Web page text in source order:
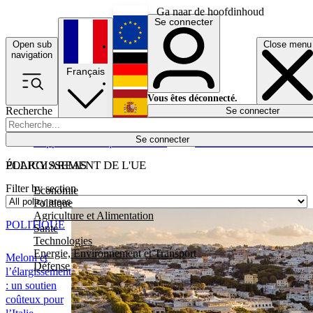
Ga naar de hoofdinhoud
Open sub
navigation
Close menu
Recherche
Se connecter
POLICY AREAS
Economie
Politique
Agriculture et Alimentation
Santé
Technologies
Energie, Environnement et Transport
Défense
Économie
Français
English
Deutsch
Español
Se connecter
Vous êtes déconnecté.
Se connecter
ÉLARGISSEMENT DE L'UE
Filter by section
Meloni et
l’élargissement
: un soutien
coûteux pour
POLITIQUE